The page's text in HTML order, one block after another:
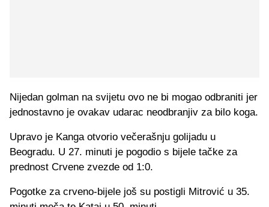
Nijedan golman na svijetu ovo ne bi mogao odbraniti jer
jednostavno je ovakav udarac neodbranjiv za bilo koga.
Upravo je Kanga otvorio večerašnju golijadu u
Beogradu. U 27. minuti je pogodio s bijele tačke za
prednost Crvene zvezde od 1:0.
Pogotke za crveno-bijele još su postigli Mitrović u 35.